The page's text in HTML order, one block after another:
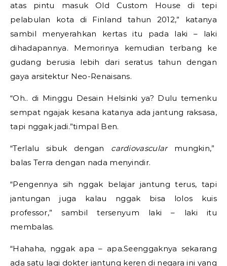
atas pintu masuk Old Custom House di tepi
pelabulan kota di Finland tahun 2012,” katanya
sambil menyerahkan kertas itu pada laki – laki
dihadapannya. Memorinya kemudian terbang ke
gudang berusia lebih dari seratus tahun dengan
gaya arsitektur Neo-Renaisans.
“Oh.. di Minggu Desain Helsinki ya? Dulu temenku
sempat ngajak kesana katanya ada jantung raksasa,
tapi nggak jadi.”timpal Ben.
“Terlalu sibuk dengan cardiovascularmungkin,”
balas Terra dengan nada menyindir.
“Pengennya sih nggak belajar jantung terus, tapi
jantungan juga kalau nggak bisa lolos kuis
professor,” sambil tersenyum laki – laki itu
membalas.
“Hahaha, nggak apa – apa.Seenggaknya sekarang
ada satu lagi dokter jantung keren di negara ini yang